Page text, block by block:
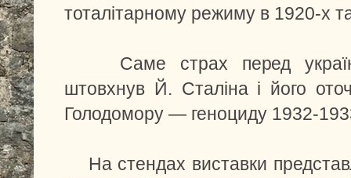
тоталітарному режиму в 1920-х
Саме страх перед
штовхнув Й. Сталіна і його
Голодомору — геноциду 1932-
На стендах виставки